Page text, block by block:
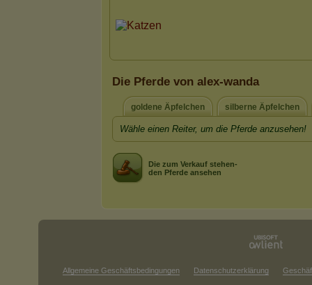
Die Pferde von alex-wanda
goldene Äpfelchen silberne Äpfelchen
Wähle einen Reiter, um die Pferde anzusehen!
Die zum Verkauf stehen-
den Pferde ansehen
Allgemeine Geschäftsbedingungen Datenschutzerklärung